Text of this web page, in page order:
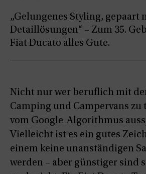
„Gelungenes Styling, gepaart
Detaillösungen“ – Zum 35.
Fiat Ducato alles Gute.
Nicht nur wer beruflich mit
Camping und Campervans zu
vom Google-Algorithmus
Vielleicht ist es ein gutes
einem keine unanständigen
werden – aber günstiger sind